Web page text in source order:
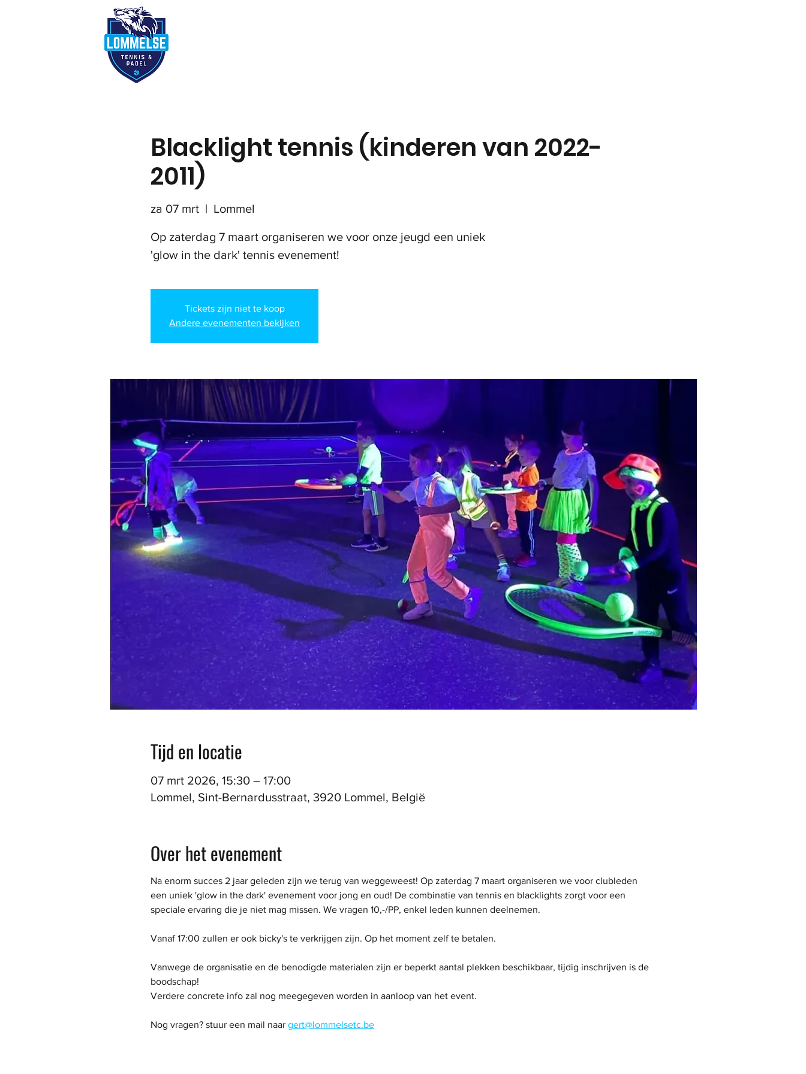
Blacklight tennis (kinderen van 2022-
2011)
za 07 mrt
  |
Lommel
Op zaterdag 7 maart organiseren we voor onze jeugd een uniek
'glow in the dark' tennis evenement!
Tickets zijn niet te koop
Andere evenementen bekijken
Tijd en locatie
07 mrt 2026, 15:30 – 17:00
Lommel, Sint-Bernardusstraat, 3920 Lommel, België
Over het evenement
Na enorm succes 2 jaar geleden zijn we terug van weggeweest! Op zaterdag 7 maart organiseren we voor clubleden
een uniek 'glow in the dark' evenement voor jong en oud! De combinatie van tennis en blacklights zorgt voor een
speciale ervaring die je niet mag missen. We vragen 10,-/PP, enkel leden kunnen deelnemen.
Vanaf 17:00 zullen er ook bicky's te verkrijgen zijn. Op het moment zelf te betalen.
Vanwege de organisatie en de benodigde materialen zijn er beperkt aantal plekken beschikbaar, tijdig inschrijven is de
boodschap!
Verdere concrete info zal nog meegegeven worden in aanloop van het event.
Nog vragen? stuur een mail naar gert@lommelsetc.be